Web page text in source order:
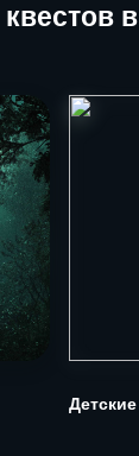
в
Детские